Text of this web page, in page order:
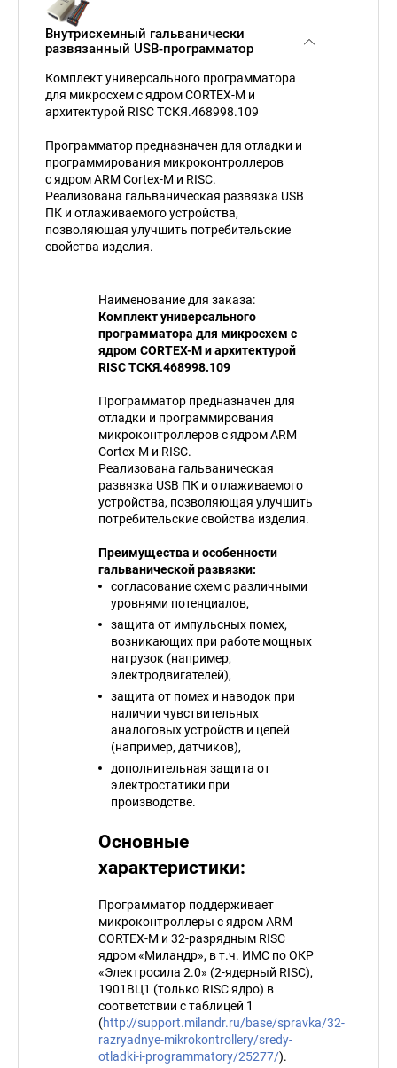
Внутрисхемный гальванически
развязанный USB-программатор
Комплект универсального программатора
для микросхем с ядром CORTEX-M и
архитектурой RISC ТСКЯ.468998.109
Программатор предназначен для отладки и
программирования микроконтроллеров
с ядром ARM Cortex-M и RISC.
Реализована гальваническая развязка USB
ПК и отлаживаемого устройства,
позволяющая улучшить потребительские
свойства изделия.
Наименование для заказа:
Комплект универсального
программатора для микросхем с
ядром CORTEX-M и архитектурой
RISC ТСКЯ.468998.109
Программатор предназначен для
отладки и программирования
микроконтроллеров с ядром ARM
Cortex-M и RISC.
Реализована гальваническая
развязка USB ПК и отлаживаемого
устройства, позволяющая улучшить
потребительские свойства изделия.
Преимущества и особенности
гальванической развязки:
согласование схем с различными
уровнями потенциалов,
защита от импульсных помех,
возникающих при работе мощных
нагрузок (например,
электродвигателей),
защита от помех и наводок при
наличии чувствительных
аналоговых устройств и цепей
(например, датчиков),
дополнительная защита от
электростатики при
производстве.
Основные
характеристики:
Программатор поддерживает
микроконтроллеры с ядром ARM
CORTEX-M и 32-разрядным RISC
ядром «Миландр», в т.ч. ИМС по ОКР
«Электросила 2.0» (2-ядерный RISC),
1901ВЦ1 (только RISC ядро) в
соответствии с таблицей 1
(http://support.milandr.ru/base/spravka/32-
razryadnye-mikrokontrollery/sredy-
otladki-i-programmatory/25277/).